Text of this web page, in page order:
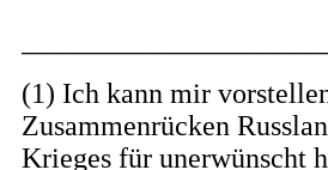
(1) Ich kann mir
Zusammenrücken
Krieges für unerwünscht